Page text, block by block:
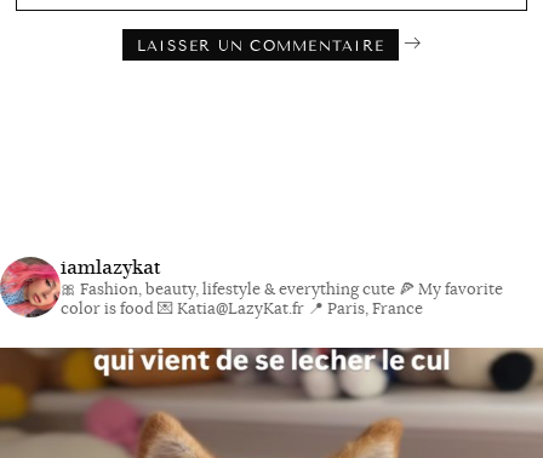
iamlazykat
🎀 Fashion, beauty, lifestyle & everything cute 🍕 My favorite
color is food💌 Katia@LazyKat.fr 📍 Paris, France